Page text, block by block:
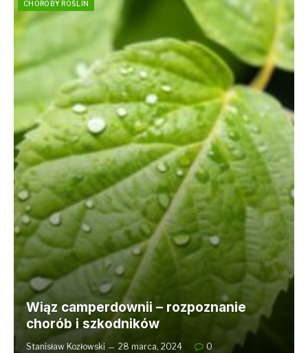
CHOROBY ROŚLIN
Wiąz camperdownii – rozpoznanie
chorób i szkodników
Stanisław Kozłowski 28 marca, 2024 0